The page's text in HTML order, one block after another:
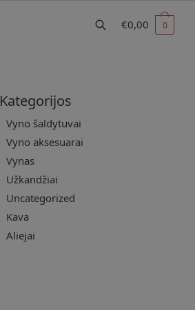
€0,00 0
Kategorijos
Vyno šaldytuvai
Vyno aksesuarai
Vynas
Užkandžiai
Uncategorized
Kava
Aliejai